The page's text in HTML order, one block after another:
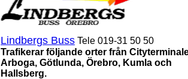
Lindbergs Buss Tele 019-31 50 50
Trafikerar följande orter från
Arboga, Götlunda, Örebro, Kumla och
Hallsberg.